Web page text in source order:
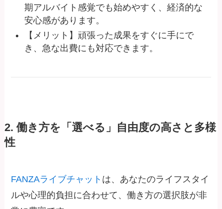
期アルバイト感覚でも始めやすく、経済的な
安心感があります。
【メリット】頑張った成果をすぐに手にで
き、急な出費にも対応できます。
2. 働き方を「選べる」自由度の高さと多様
性
FANZAライブチャット は、あなたのライフスタイ
ルや心理的負担に合わせて、働き方の選択肢が非